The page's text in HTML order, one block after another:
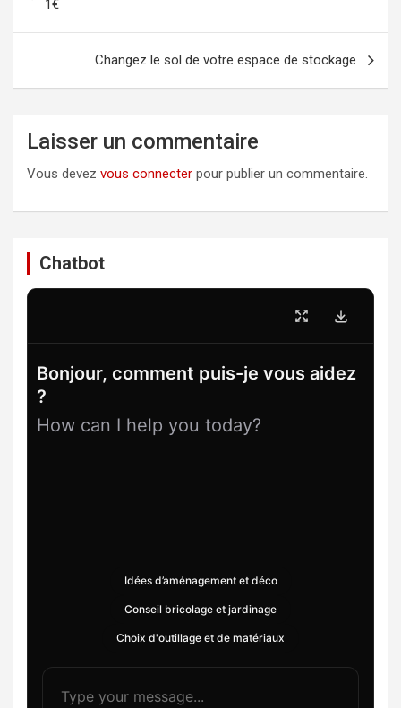
l’article
1€
Changez le sol de votre espace de stockage
Laisser un commentaire
Vous devez vous connecter pour publier un commentaire.
Chatbot
Bonjour, comment puis-je vous aidez
?
How can I help you today?
Idées d’aménagement et déco
Conseil bricolage et jardinage
Choix d'outillage et de matériaux